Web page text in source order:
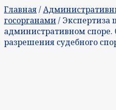
Главная/
госорганами/ Экспертиза
административном споре.
разрешения судебного